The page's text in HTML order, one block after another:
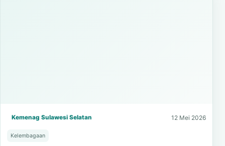
Kemenag Sulawesi Selatan 12 Mei 2026
Kelembagaan